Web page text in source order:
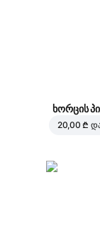
ხორცის
20,00 ₾